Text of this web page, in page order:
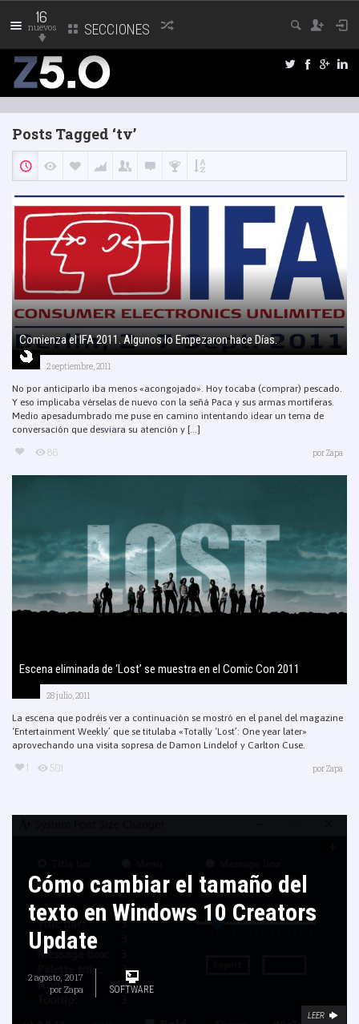
16
nuevos SECCIONES
Posts Tagged ‘tv’
Comienza el IFA 2011. Algunos lo Empezaron hace Días.
2 septiembre, 2011
No por anticiparlo iba menos «acongojado». Hoy tocaba (comprar) pescado.
Y eso implicaba vérselas de nuevo con la señá Paca y sus armas mortíferas.
Medio apesadumbrado me puse en camino intentando idear un tema de
conversación que desviara su atención y [...]
86 porZapa
Escena eliminada de ‘Lost’ se muestra en el Comic Con 2011
28 julio, 2011
La escena que podréis ver a continuación se mostró en el panel del magazine
‘Entertainment Weekly’ que se titulaba «Totally ‘Lost’: One year later»
aprovechando una visita sopresa de Damon Lindelof y Carlton Cuse.
1 501 porZapa
Cómo cambiar el tamaño del
texto en Windows 10 Creators
Update
2 agosto, 2017
por Zapa SOFTWARE
LEER